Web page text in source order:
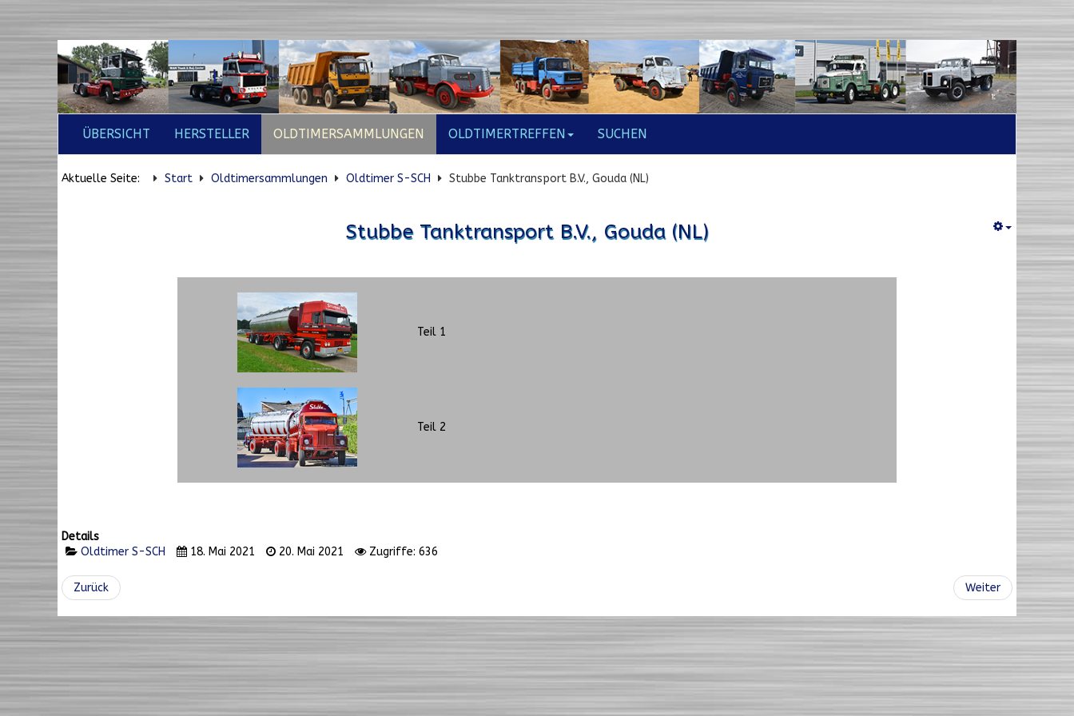
ÜBERSICHT HERSTELLER OLDTIMERSAMMLUNGEN OLDTIMERTREFFEN SUCHEN
Aktuelle Seite: Start Oldtimersammlungen Oldtimer S-SCH Stubbe Tanktransport B.V., Gouda (NL)
Stubbe Tanktransport B.V., Gouda (NL)
Teil 1
Teil 2
Details
Oldtimer S-SCH
18. Mai 2021 20. Mai 2021 Zugriffe: 636
Zurück Weiter